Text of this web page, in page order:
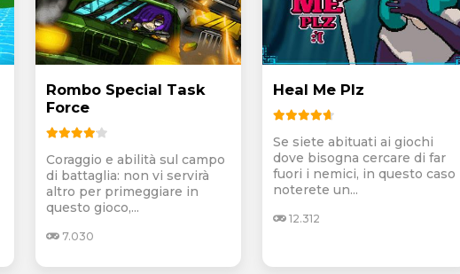
Rombo Special Task
Force
Coraggio e abilità sul campo
di battaglia: non vi servirà
altro per primeggiare in
questo gioco,...
7.030
Heal Me Plz
Se siete abituati ai giochi
dove bisogna cercare di far
fuori i nemici, in questo caso
noterete un...
12.312